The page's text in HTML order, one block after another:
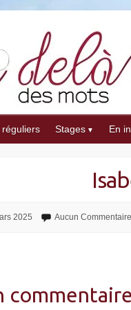
Stages En
2025 Aucun Commentaire
commentaire